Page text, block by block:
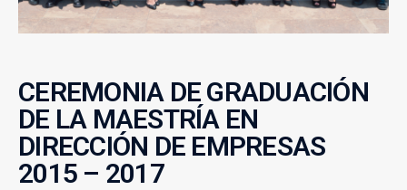
CEREMONIA DE GRADUACIÓN
DE LA MAESTRÍA EN
DIRECCIÓN DE EMPRESAS
2015 – 2017